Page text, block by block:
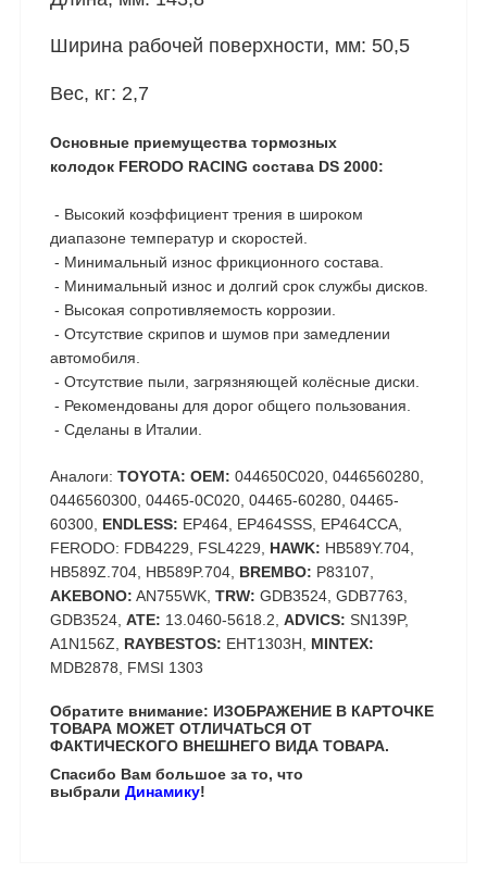
Ширина рабочей поверхности, мм: 50,5
Вес, кг: 2,7
Основные приемущества тормозных
колодок FERODO RACING состава DS 2000:
- Высокий коэффициент трения в широком
диапазоне температур и скоростей.
- Минимальный износ фрикционного состава.
- Минимальный износ и долгий срок службы дисков.
- Высокая сопротивляемость коррозии.
- Отсутствие скрипов и шумов при замедлении
автомобиля.
- Отсутствие пыли, загрязняющей колёсные диски.
- Рекомендованы для дорог общего пользования.
- Сделаны в Италии.
Аналоги: TOYOTA: OEM: 044650C020, 0446560280,
0446560300, 04465-0C020, 04465-60280, 04465-
60300, ENDLESS: EP464, EP464SSS, EP464CCA,
FERODO: FDB4229, FSL4229, HAWK: HB589Y.704,
HB589Z.704, HB589P.704, BREMBO: P83107,
AKEBONO: AN755WK, TRW: GDB3524, GDB7763,
GDB3524, ATE: 13.0460-5618.2, ADVICS: SN139P,
A1N156Z, RAYBESTOS: EHT1303H, MINTEX:
MDB2878, FMSI 1303
Обратите внимание: ИЗОБРАЖЕНИЕ В КАРТОЧКЕ
ТОВАРА МОЖЕТ ОТЛИЧАТЬСЯ ОТ
ФАКТИЧЕСКОГО ВНЕШНЕГО ВИДА ТОВАРА.
Спасибо Вам большое за то, что
выбрали Динамику!